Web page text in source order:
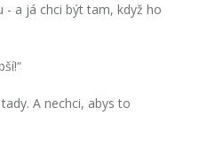
- a já chci být tam, když ho
A nechci, abys to